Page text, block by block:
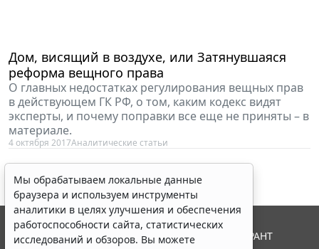
Дом, висящий в воздухе, или Затянувшаяся
реформа вещного права
О главных недостатках регулирования вещных прав
в действующем ГК РФ, о том, каким кодекс видят
эксперты, и почему поправки все еще не приняты – в
материале.
4 октября 2017Аналитические статьи
Мы обрабатываем локальные данные
браузера и используем инструменты
аналитики в целях улучшения и обеспечения
работоспособности сайта, статистических
исследований и обзоров. Вы можете
© ООО "НПП "ГАРАНТ-СЕРВИС", 2026. Система ГАРАНТ